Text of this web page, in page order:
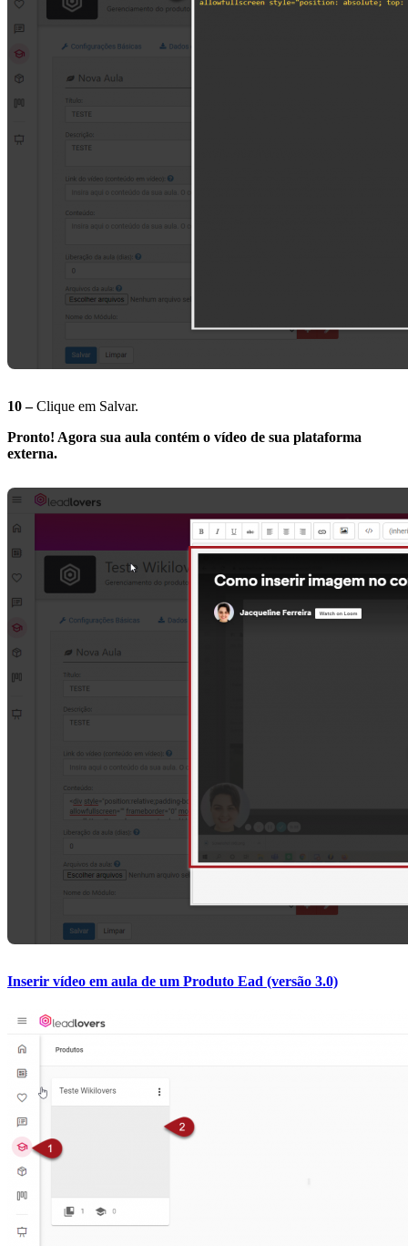
10 –Clique em Salvar.
Pronto! Agora sua aula contém o vídeo de sua plataforma
externa.
Inserir vídeo em aula de um Produto Ead (versão 3.0)